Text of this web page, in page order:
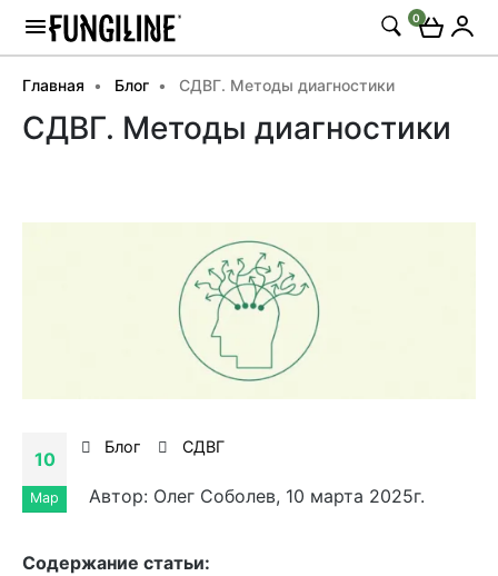
0
Главная Блог СДВГ. Методы диагностики
СДВГ. Методы диагностики
10
Мар
Блог СДВГ
Автор: Олег Соболев, 10 марта 2025г.
Cодержание статьи: